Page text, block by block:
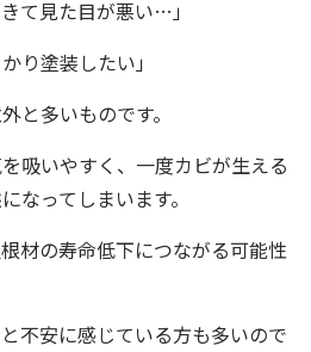
て見た目が悪い…」
り塗装したい」
と多いものです。
吸いやすく、一度カビが生える
になってしまいます。
材の寿命低下につながる可能性
不安に感じている方も多いので